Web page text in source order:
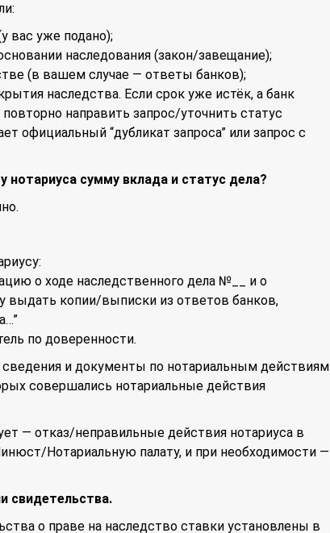
вас уже подано);
наследования (закон/завещание);
(в вашем случае — ответы банков);
наследства. Если срок уже истёк, а банк
направить запрос/уточнить статус
официальный “дубликат запроса” или запрос с
сумму вклада и статус дела?
о ходе наследственного дела №__ и о
выдать копии/выписки из ответов банков,
по доверенности.
и документы по нотариальным действиям
совершались нотариальные действия
— отказ/неправильные действия нотариуса в
Нотариальную палату, и при необходимости —
свидетельства.
о праве на наследство ставки установлены в